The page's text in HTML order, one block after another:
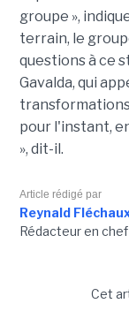
groupe »,
terrain, le
questions à ce
Gavalda, qui
pour l'instant,
», dit-il.
Article rédigé par
Reynald
Rédacteur en chef
Cet